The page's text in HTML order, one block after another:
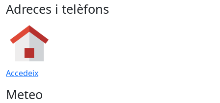
Adreces i telèfons
Accedeix
Meteo